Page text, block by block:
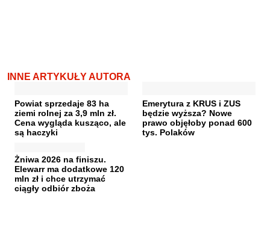
INNE ARTYKUŁY AUTORA
Powiat sprzedaje 83 ha
ziemi rolnej za 3,9 mln zł.
Cena wygląda kusząco, ale
są haczyki
Emerytura z KRUS i ZUS
będzie wyższa? Nowe
prawo objęłoby ponad 600
tys. Polaków
Żniwa 2026 na finiszu.
Elewarr ma dodatkowe 120
mln zł i chce utrzymać
ciągły odbiór zboża